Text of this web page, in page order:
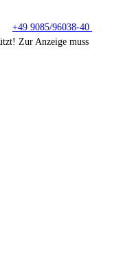
+49 9085/96038-40
Zur Anzeige muss